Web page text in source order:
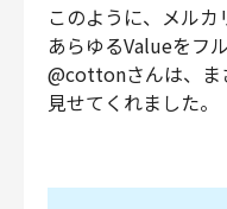
このように、メルカ
あらゆるValueをフ
@cottonさんは、ま
見せてくれました。